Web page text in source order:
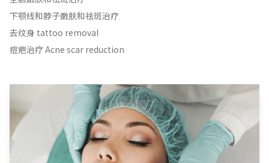
下颚线和脖子嫩肤和祛斑治疗
去纹身 tattoo removal
痘疤治疗 Acne scar reduction